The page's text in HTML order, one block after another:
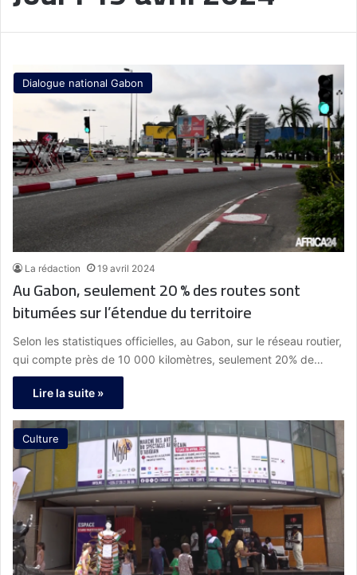
Dialogue national Gabon
La rédaction 19 avril 2024
Au Gabon, seulement 20 % des routes sont
bitumées sur l’étendue du territoire
Selon les statistiques officielles, au Gabon, sur le réseau routier,
qui compte près de 10 000 kilomètres, seulement 20% de…
Lire la suite »
Culture